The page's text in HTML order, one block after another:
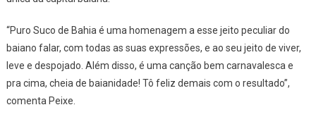
“Puro Suco de Bahia é uma homenagem a esse jeito peculiar do
baiano falar, com todas as suas expressões, e ao seu jeito de viver,
leve e despojado. Além disso, é uma canção bem carnavalesca e
pra cima, cheia de baianidade! Tô feliz demais com o resultado”,
comenta Peixe.